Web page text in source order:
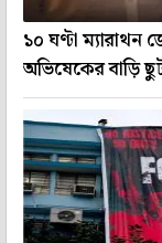
১০ ঘণ্টা ম্যারাথন
অভিষেকের বাড়ি